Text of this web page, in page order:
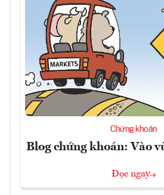
Chứng khoán
Blog chứng khoán: Vào
Đọc ngay